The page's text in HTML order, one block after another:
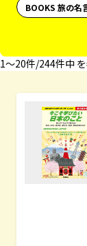
BOOKS 旅の名
1〜20件/244件中